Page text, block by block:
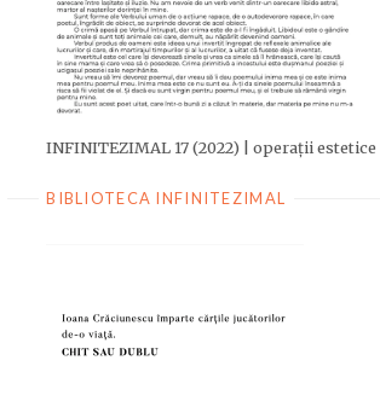
INFINITEZIMAL 17 (2022) | operații estetice
BIBLIOTECA INFINITEZIMAL